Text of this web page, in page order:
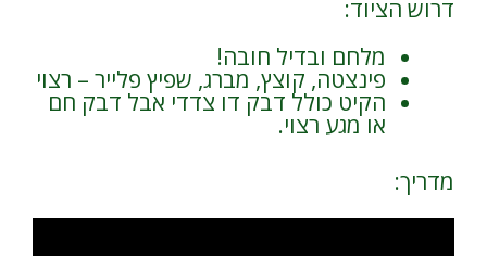
דרוש הציוד:
מלחם ובדיל חובה!
פינצטה, קוצץ, מברג, שפיץ פלייר – רצוי
הקיט כולל דבק דו צדדי אבל דבק חם
או מגע רצוי.
מדריך: